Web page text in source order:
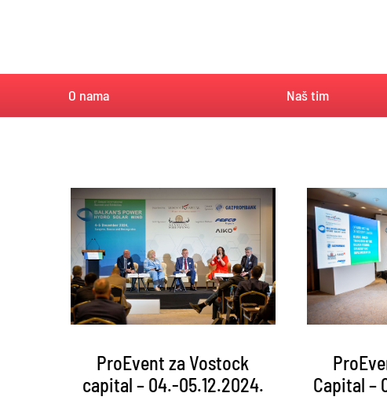
O nama Naš tim
ProEvent za Vostock
capital – 04.-05.12.2024.
Capital –